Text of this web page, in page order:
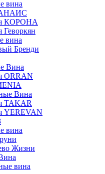
вина
КОРОНА
Геворкян
вина
Бренди
Вина
ORRAN
Вина
TAKAR
YEREVAN
вина
Жизни
вина